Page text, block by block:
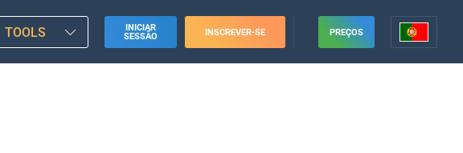
TOOLS
INICIAR
SESSÃO
INSCREVER-SE PREÇOS